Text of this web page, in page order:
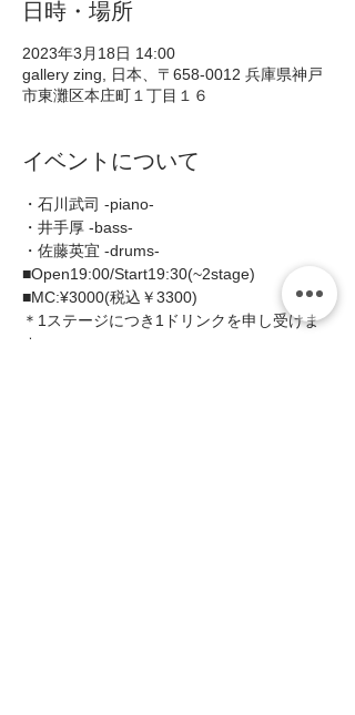
日時・場所
2023年3月18日 14:00
gallery zing, 日本、〒658-0012 兵庫県神戸
市東灘区本庄町１丁目１６
イベントについて
・石川武司 -piano-
・井手厚 -bass-
・佐藤英宜 -drums-
■Open19:00/Start19:30(~2stage)
■MC:¥3000(税込￥3300)
＊1ステージにつき1ドリンクを申し受けま
す。